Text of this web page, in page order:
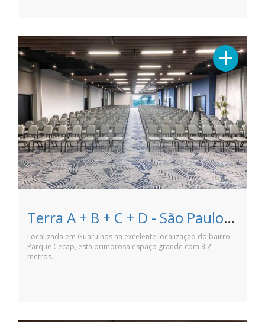
+
Terra A + B + C + D - São Paulo Airport Marriott Hotel
Localizada em Guarulhos na excelente localização do bairro
Parque Cecap, esta primorosa espaço grande com 3,2
metros…